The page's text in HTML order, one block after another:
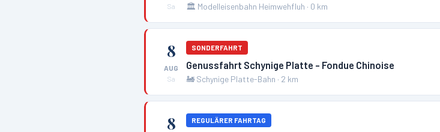
Sa
🏛️ Modelleisenbahn Heimwehfluh · 0 km
8
AUG
Sa
SONDERFAHRT
Genussfahrt Schynige Platte - Fondue Chinoise
🚂 Schynige Platte-Bahn · 2 km
8 REGULÄRER FAHRTAG